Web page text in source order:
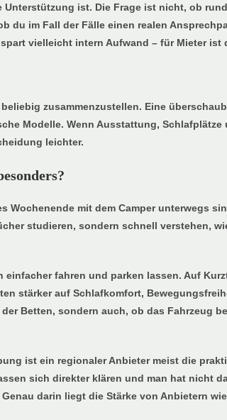
ist. Die Frage ist nicht, ob
du im Fall der Fälle einen realen
vielleicht intern Aufwand – für Mieter ist
zusammenzustellen. Eine
Modelle. Wenn Ausstattung, Schlafplätze
leichter.
Wochenende mit dem Camper unterwegs
studieren, sondern schnell verstehen,
einfacher fahren und parken lassen. Auf
stärker auf Schlafkomfort,
Betten, sondern auch, ob das Fahrzeug
ist ein regionaler Anbieter meist die
sich direkter klären und man hat nicht
darin liegt die Stärke von Anbietern wie